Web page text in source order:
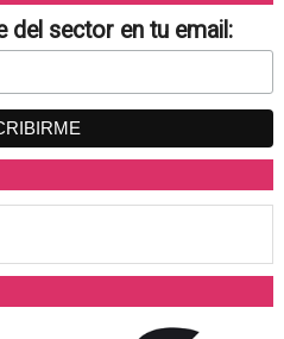
del sector en tu email: